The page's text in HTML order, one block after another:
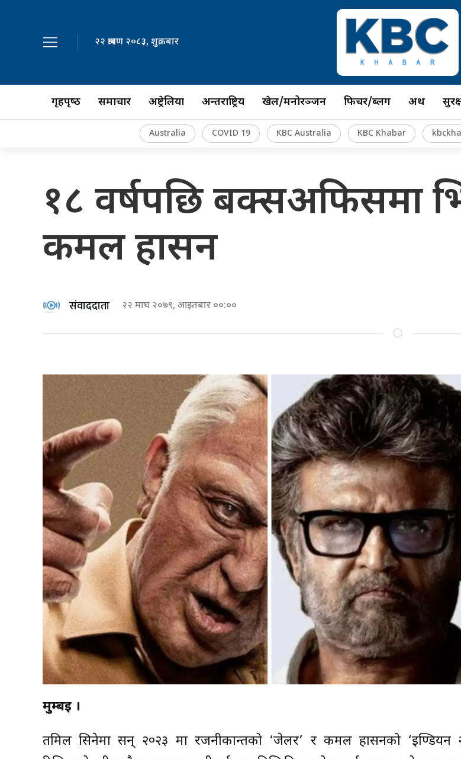
२२ श्रावण २०८३, शुक्रबार
गृहपृष्‍ठ समाचार अष्ट्रेलिया अन्तर्राष्ट्रिय खेल/मनोरञ्जन फिचर/ब्लग अर्थ
Australia COVID 19 KBC Australia KBC Khabar
१८ वर्षपछि बक्सअफिसमा
कमल हासन
संवाददाता २२ माघ २०७९, आइतबार ००:००
मुम्बई ।
तमिल सिनेमा सन् २०२३ मा रजनीकान्तको ‘जेलर’ र कमल हासनको ‘इण्डियन